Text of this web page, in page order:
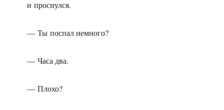
и проснулся.
— Ты поспал немного?
— Часа два.
— Плохо?